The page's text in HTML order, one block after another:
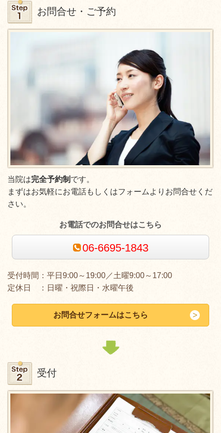
お問合せ・ご予約
当院は完全予約制 です。
まずはお気軽にお電話もしくはフォームよりお問合せくだ
さい。
お電話でのお問合せはこちら
06-6695-1843
受付時間：平日9:00～19:00／土曜9:00～17:00
定休日 ：日曜・祝際日・水曜午後
お問合せフォームはこちら
受付